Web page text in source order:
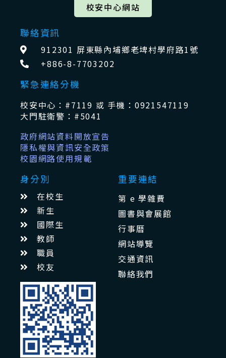
校安中心網站
聯絡資訊
912301 屏東縣內埔鄉老埤村學府路1號
+886-8-7703202
緊急連絡分機
校安中心：#7119 或 手機：0921547119
大門駐衛警：#5041
政府網站資料開放宣告
隱私權與資訊安全政策
校園網路使用規範
身分別
在校生
新生
國際生
教師
職員
校友
重要連結
第 e 學雜費
圖書與會展館
行事曆
網站導覽
交通資訊
聯絡我們